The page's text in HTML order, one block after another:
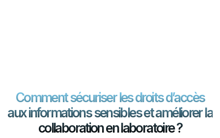
Comment sécuriser les droits d’accès
aux informations sensibles et améliorer la
collaboration en laboratoire ?